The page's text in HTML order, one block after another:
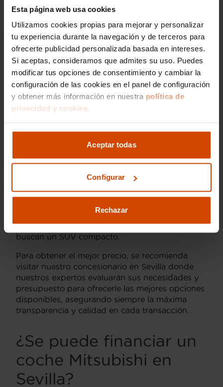
Esta página web usa cookies
Utilizamos cookies propias para mejorar y personalizar
tu experiencia durante la navegación y de terceros para
ofrecerte publicidad personalizada basada en intereses.
Si aceptas, consideramos que admites su uso. Puedes
modificar tus opciones de consentimiento y cambiar la
configuración de las cookies en el panel de configuración
y obtener más información en nuestra política de
privacidad y cookies.
Aceptar todas
Configurar
Rechazar
versión híbrida enchufable, ideal para familias
y viajes largos.
Mitsubishi Space Star en Sevilla , un utilitario
económico y práctico, perfecto para
desplazamientos urbanos con bajo consumo
y gran maniobrabilidad.
Precios de Mitsubishi de
segunda mano en Sevilla
año de fabricación, estado del vehículo y
kilometraje. Por ejemplo, unMitsubishi
rango de 15.000 a 25.000 euros, dependiendo
de sus características y equipamiento. Por otro
encontrarse desde 10.000 euros, lo que lo
convierte en una opción asequible para quienes
buscan un SUV compacto.
Para obtener el mejor precio, se recomienda
visitar nuestro concesionario en Sevilla donde
nuestros expertos evaluarán sus necesidades y
presupuesto para ofrecerle las mejores opciones
disponibles, asegurando siempre la máxima
transparencia y calidad en cada transacción.
¿Se puede financiar un
coche Mitsubishi en
Sevilla?